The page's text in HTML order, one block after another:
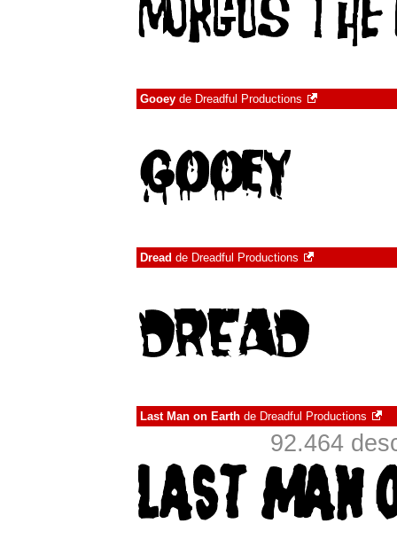
Gooey de Dreadful Productions
Dread de Dreadful Productions
Last Man on Earth de Dreadful Productions
92.464